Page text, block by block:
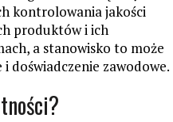
kontrolowania jakości
produktów i ich
a stanowisko to może
doświadczenie zawodowe.